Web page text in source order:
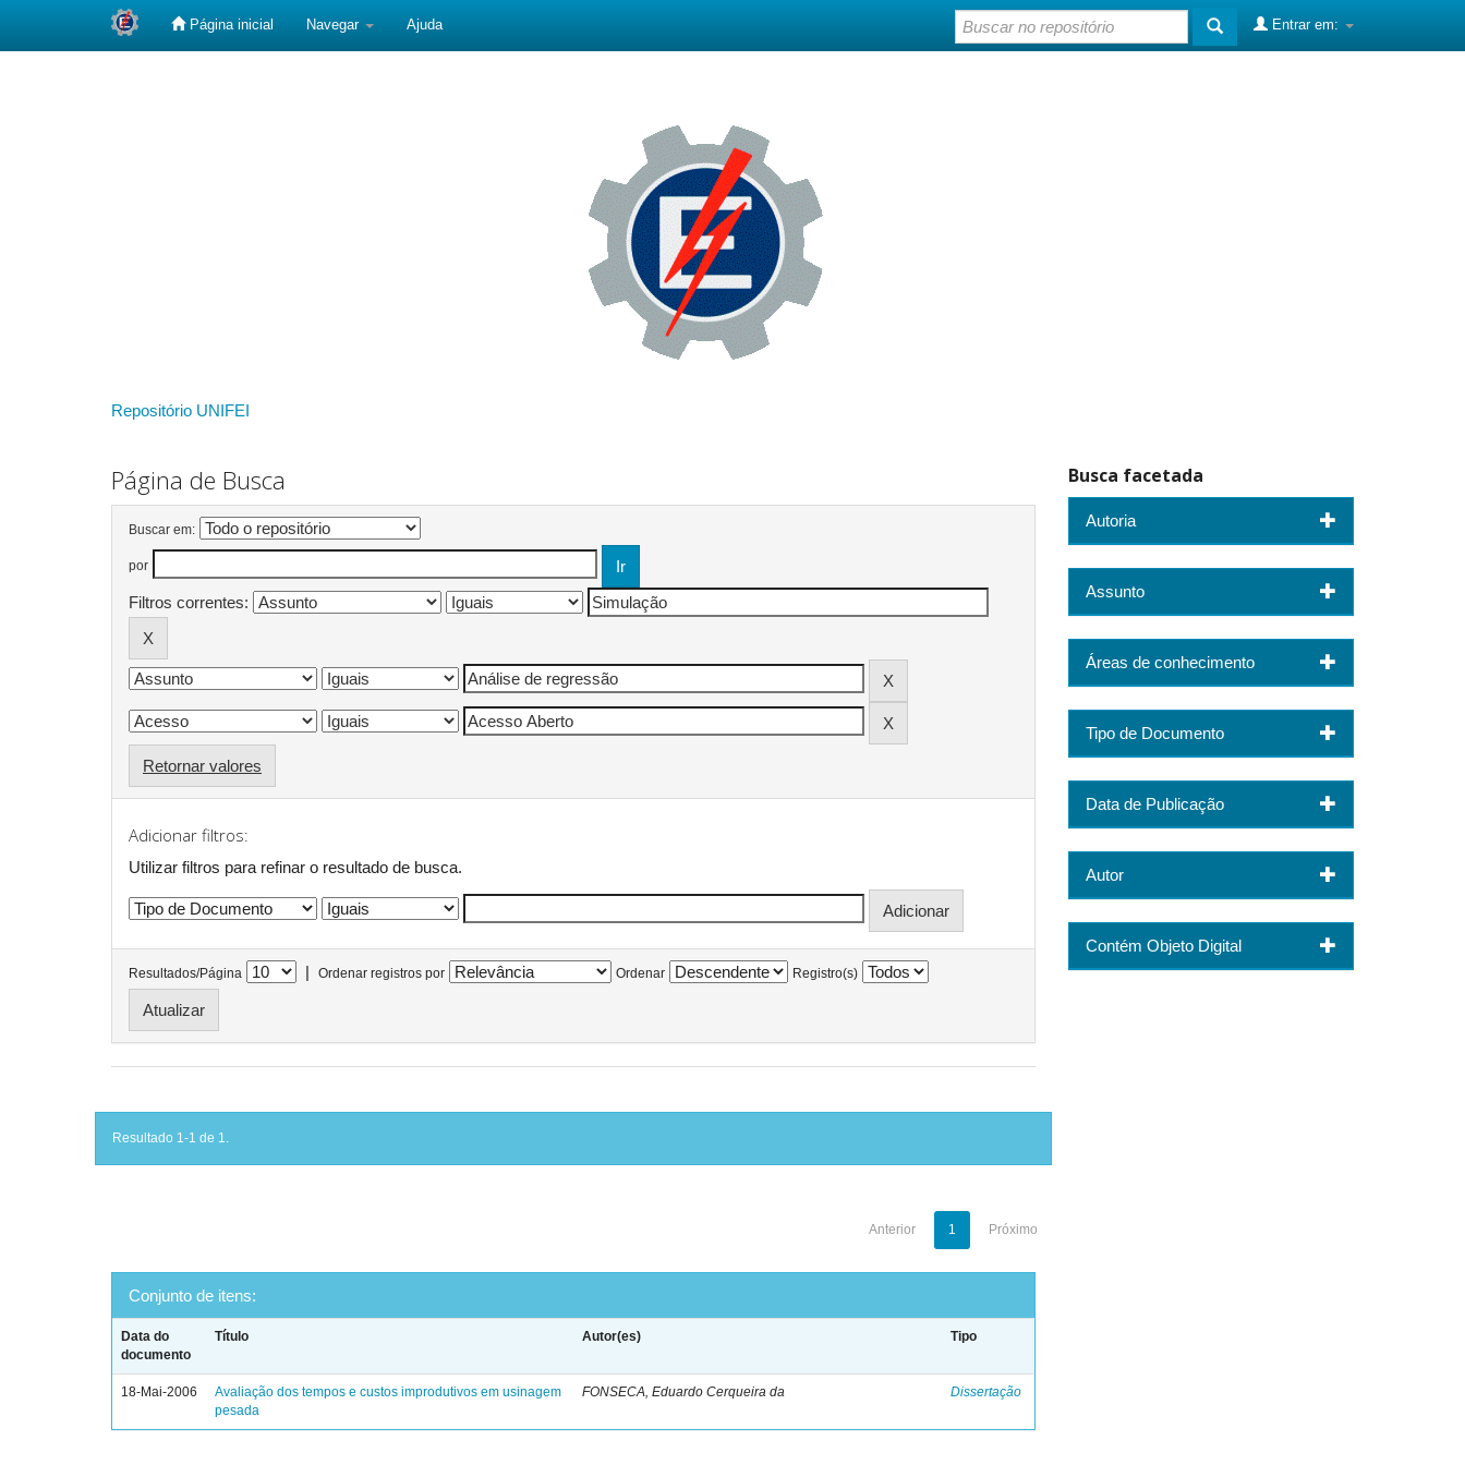
Página inicial Navegar Ajuda Entrar em:
Repositório UNIFEI
Página de Busca
Buscar em:
por
Filtros correntes:
Retornar valores
Adicionar filtros:
Utilizar filtros para refinar o resultado de busca.
Resultados/Página | Ordenar registros por Ordenar Registro(s)
Resultado 1-1 de 1.
Anterior 1 Próximo
Conjunto de itens:
Data do
documento
Título Autor(es) Tipo
18-Mai-2006
Avaliação dos tempos e custos improdutivos em usinagem
pesada
FONSECA, Eduardo Cerqueira da Dissertação
Busca facetada
Autoria
Assunto
Áreas de conhecimento
Tipo de Documento
Data de Publicação
Autor
Contém Objeto Digital